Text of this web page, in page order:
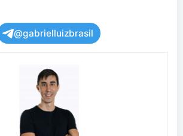
@gabrielluizbrasil